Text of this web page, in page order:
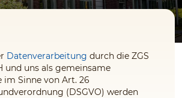
Datenverarbeitung durch die ZGS
und uns als gemeinsame
Sinne von Art. 26
(DSGVO) werden